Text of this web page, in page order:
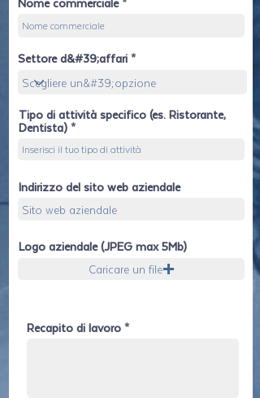
Settore d&#39;affari
Tipo di attività specifico (es. Ristorante,
Dentista)
Indirizzo del sito web aziendale
Logo aziendale (JPEG max 5Mb)
Caricare un file
Recapito di lavoro